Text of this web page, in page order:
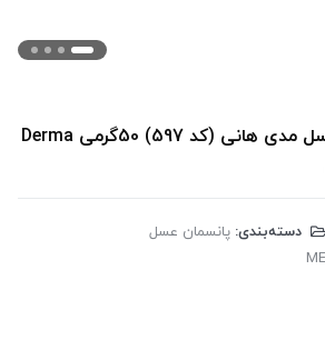
کرم آنتی باکتریال عسل مدی هانی (کد 597) 50گرمی Derma
دسته‌بندی: پانسمان عسل